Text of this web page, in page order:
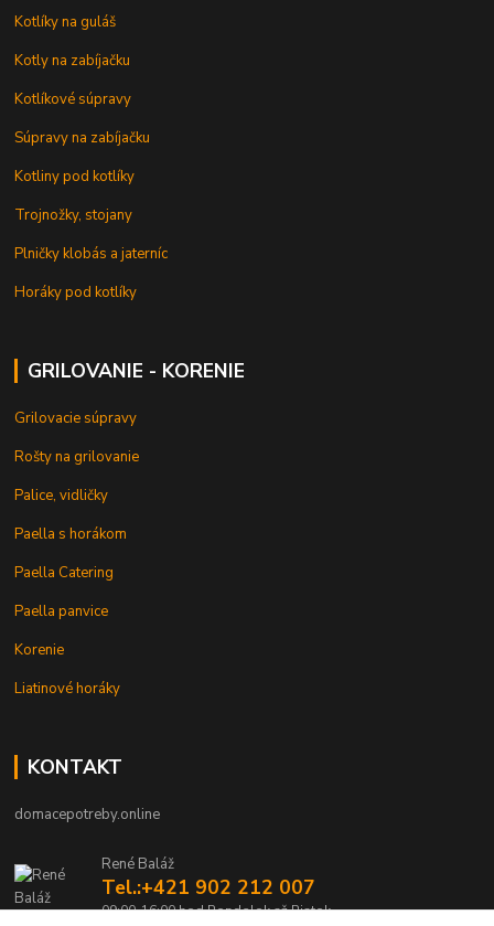
Kotlíky na guláš
Kotly na zabíjačku
Kotlíkové súpravy
Súpravy na zabíjačku
Kotliny pod kotlíky
Trojnožky, stojany
Plničky klobás a jaterníc
Horáky pod kotlíky
GRILOVANIE - KORENIE
Grilovacie súpravy
Rošty na grilovanie
Palice, vidličky
Paella s horákom
Paella Catering
Paella panvice
Korenie
Liatinové horáky
KONTAKT
domacepotreby.online
René Baláž
Tel.:+421 902 212 007
09:00-16:00 hod Pondelok až Piatok